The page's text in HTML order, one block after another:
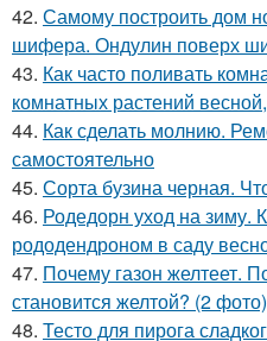
42. Самому построить дом
шифера. Ондулин поверх
43. Как часто поливать
комнатных растений
44. Как сделать молнию.
самостоятельно
45. Сорта бузина черная.
46. Родедорн уход на зиму.
рододендроном в саду
47. Почему газон желтеет.
становится желтой? (2 фото)
48. Тесто для пирога